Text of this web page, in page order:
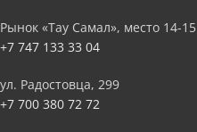
Рынок «Тау Самал», место 14-15
+7 747 133 33 04
ул. Радостовца, 299
+7 700 380 72 72